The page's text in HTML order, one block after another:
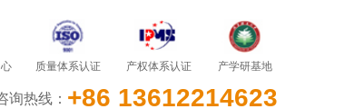
质量体系认证 产权体系认证 产学研基地
询热线： +86 13612214623